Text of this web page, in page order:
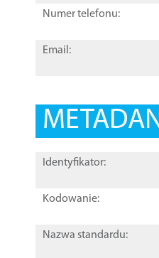
Numer telefonu:
Email:
Identyfikator:
Kodowanie:
Nazwa standardu: